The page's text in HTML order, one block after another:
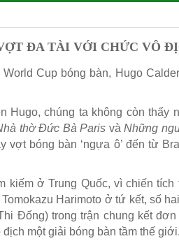
ĐA TÀI VỚI CHỨC VÔ
Cup bóng bàn, Hugo
Hugo, chúng ta không còn thấy
thờ Đức Bà Paris vàNhững
vợt bóng bàn ‘ngựa ô’ đến từ
kiếm ở Trung Quốc, vì chiến
Harimoto ở tứ kết, số
Đống) trong trận chung kết
một giải bóng bàn tầm thế